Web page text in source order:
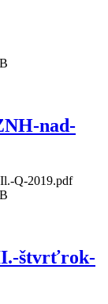
nad-
Q-2019.pdf
štvrťrok-